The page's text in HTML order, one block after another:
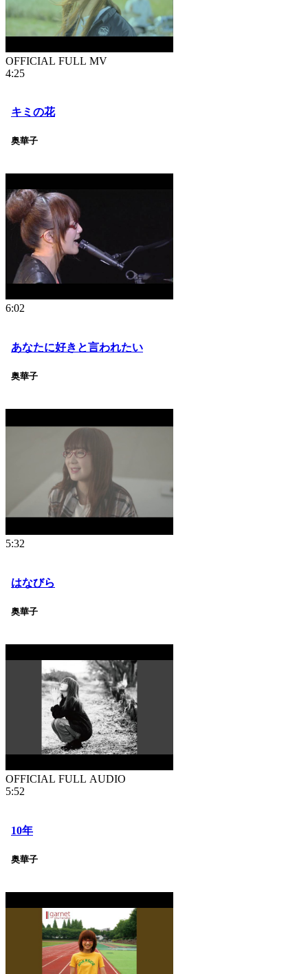
OFFICIAL FULL MV
4:25
キミの花
奥華子
6:02
あなたに好きと言われたい
奥華子
5:32
はなびら
奥華子
OFFICIAL FULL AUDIO
5:52
10年
奥華子